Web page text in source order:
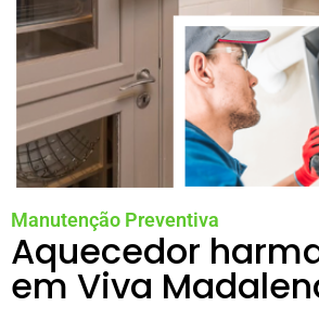
Manutenção Preventiva
Aquecedor
em Viva